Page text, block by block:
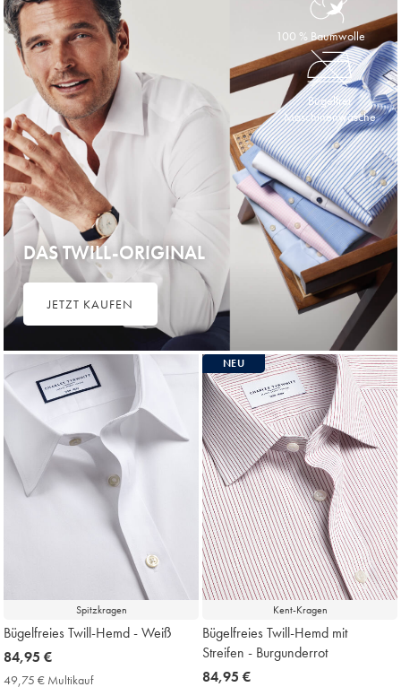
100 % Baumwolle
Bügelfrei
Maschinenwäsche
DAS TWILL-ORIGINAL
JETZT KAUFEN
Spitzkragen
Bügelfreies Twill-Hemd - Weiß
now
84,95
84,95 €
49,75 € Multikauf49,75
Kent-Kragen
NEU
Bügelfreies Twill-Hemd mit
Streifen - Burgunderrot
now
84,95 €